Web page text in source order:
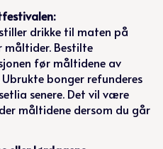
drikke til maten på
måltider. Bestilte
før måltidene av
bonger refunderes
senere. Det vil være
måltidene dersom du går